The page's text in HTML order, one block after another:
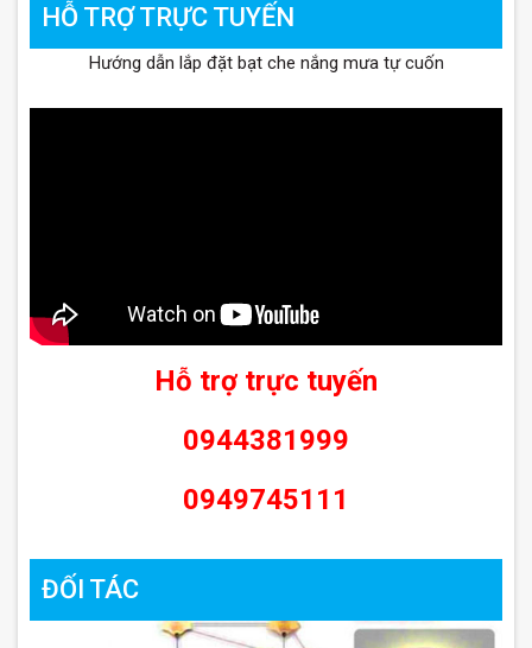
HỖ TRỢ TRỰC TUYẾN
Hướng dẫn lắp đặt bạt che nắng mưa tự cuốn
Hỗ trợ trực tuyến
0944381999
0949745111
ĐỐI TÁC